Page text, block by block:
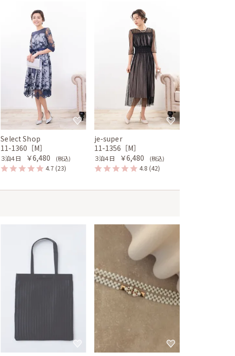
Select Shop
11-1360［M］
３泊４日 ￥6,480 (税込)
4.7 (23)
je-super
11-1356［M］
３泊４日 ￥6,480 (税込)
4.8 (42)